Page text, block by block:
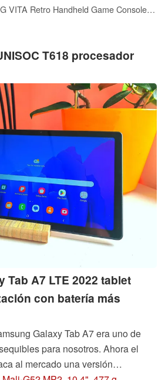
Anbernic RG VITA Retro Handheld Game Console , Unisoc Tiger T618 Processor 5.36 Inch Touch Screen Android 12 System Support WiFi 5 Bluetooth 5.0(Black)
T618 procesador
Tab A7 LTE 2022 tablet
con batería más
Galaxy Tab A7 era uno de
para nosotros. Ahora el
al mercado una versión